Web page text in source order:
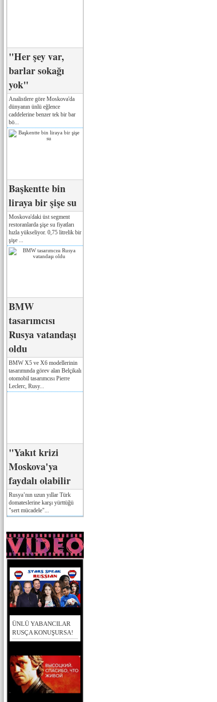
"Her şey var,
barlar sokağı
yok"
Analistlere göre Moskova'da
dünyanın ünlü eğlence
caddelerine benzer tek bir bar
bö...
Başkentte bin
liraya bir şişe su
Moskova'daki üst segment
restoranlarda şişe su fiyatları
hızla yükseliyor. 0,75 litrelik bir
şişe ...
BMW
tasarımcısı
Rusya vatandaşı
oldu
BMW X5 ve X6 modellerinin
tasarımında görev alan Belçikalı
otomobil tasarımcısı Pierre
Leclerc, Rusy...
"Yakıt krizi
Moskova'ya
faydalı olabilir
Rusya’nın uzun yıllar Türk
domateslerine karşı yürttüğü
"sert mücadele"...
ÜNLÜ YABANCILAR
RUSÇA KONUŞURSA!